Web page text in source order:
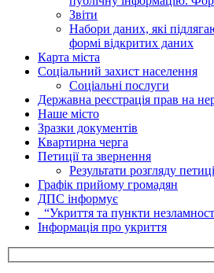
Звіти
Набори даних, які
формі відкритих даних
Карта міста
Соціальний захист населення
Соціальні послуги
Державна реєстрація прав на
Наше місто
Зразки документів
Квартирна черга
Петиції та звернення
Результати розгляду
Графік прийому громадян
ДПС інформує
“Укриття та пункти
Інформація про укриття